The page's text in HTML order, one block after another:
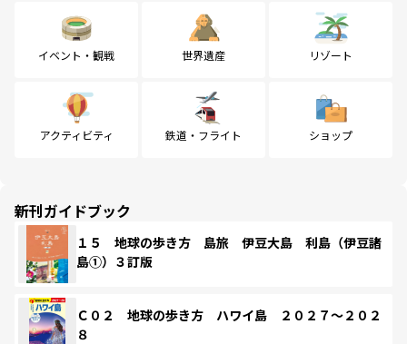
イベント・観戦 世界遺産 リゾート
アクティビティ 鉄道・フライト ショップ
新刊ガイドブック
１５ 地球の歩き方 島旅 伊豆大島 利島（伊豆諸
島①）３訂版
Ｃ０２ 地球の歩き方 ハワイ島 ２０２７～２０２
８